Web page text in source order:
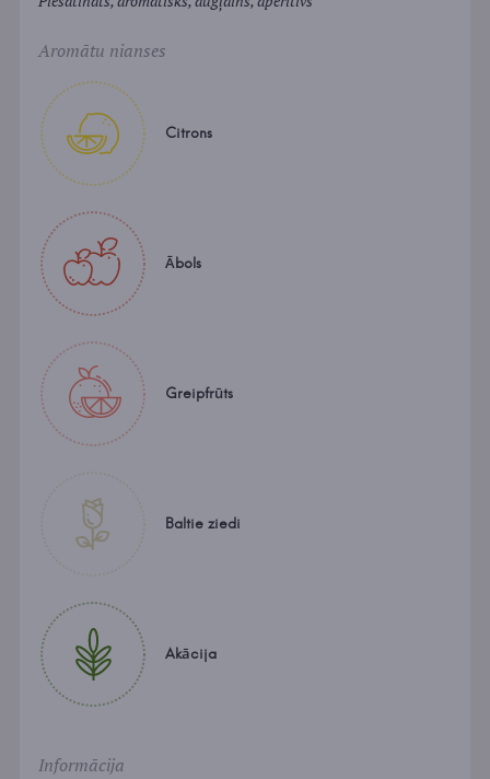
Aromātu nianses
Citrons
Ābols
Greipfrūts
Baltie ziedi
Akācija
Informācija